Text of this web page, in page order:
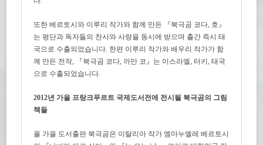
또한 베르토시와 이루리 작가와 함께 만든 『북극곰 코다, 호』
는 평단과 독자들의 찬사와 사랑을 동시에 받으며 출간 즉시 태
국으로 수출되었습니다. 한편 이루리 작가와 배우리 작가가 함
께 만든 전작, 『북극곰 코다, 까만 코』는 이스라엘, 터키, 태국
으로 수출되었습니다.
2012년 가을 프랑크푸르트 국제도서전에 전시될 북극곰의 그림
책들
올 가을 도서출판 북극곰은 이탈리아 작가 엠마누엘레 베르토시